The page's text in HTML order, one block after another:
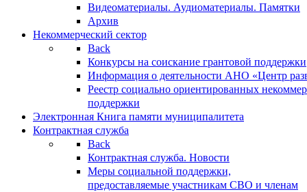
Видеоматериалы. Аудиоматериалы. Памятки
Архив
Некоммерческий сектор
Back
Конкурсы на соискание грантовой поддержки
Информация о деятельности АНО «Центр
Реестр социально ориентированных
поддержки
Электронная Книга памяти муниципалитета
Контрактная служба
Back
Контрактная служба. Новости
Меры социальной поддержки,
предоставляемые участникам СВО и членам